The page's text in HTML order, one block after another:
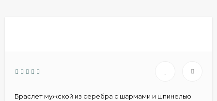
Браслет мужской из серебра с шармами и шпинелью